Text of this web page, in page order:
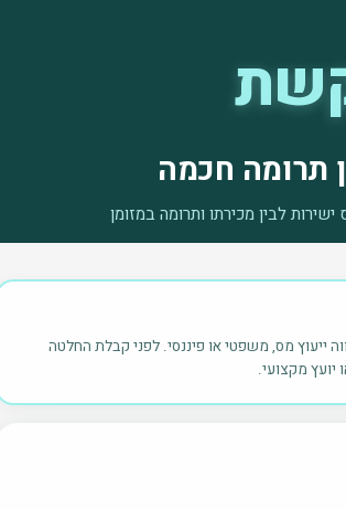
תרומה חכמה
לבין מכירתו ותרומה במזומן
ייעוץ מס, משפטי או פיננסי. לפני קבלת החלטה
יועץ מקצועי.